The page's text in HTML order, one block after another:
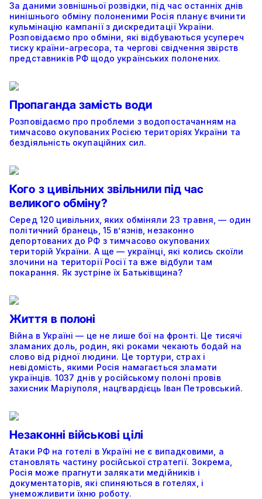
За даними зовнішньої розвідки, під час останніх днів
нинішнього обміну полоненими Росія планує вчинити
кульмінацію кампанії з дискредитації України.
Розповідаємо про обміни, які відбуваються усупереч
тиску країни-агресора, та чергові свідчення звірств
представників РФ щодо українських полонених.
Пропаганда замість води
Розповідаємо про проблеми з водопостачанням на
тимчасово окупованих Росією територіях України та
бездіяльність окупаційних сил.
Кого з цивільних звільнили під час
великого обміну?
Серед 120 цивільних, яких обміняли 23 травня, — один
політичний бранець, 15 в’язнів, незаконно
депортованих до РФ з тимчасово окупованих
територій України. А ще — українці, які колись скоїли
злочини на території Росії та вже відбули там
покарання. Як зустріне їх Батьківщина?
Життя в полоні
Війна в Україні — це не лише бої на фронті. Це тисячі
зламаних доль, родин, які роками чекають бодай на
слово від рідної людини. Це тортури, страх і
невідомість, якими Росія намагається зламати
українців. 1037 днів у російському полоні провів
захисник Маріуполя, нацгвардієць Іван Петровський.
Незаконні військові цілі
Атаки РФ на готелі в Україні не є випадковими, а
становлять частину російської стратегії. Зокрема,
Росія може прагнути залякати медійників і
документаторів, які спиняються в готелях, і
унеможливити їхню роботу.